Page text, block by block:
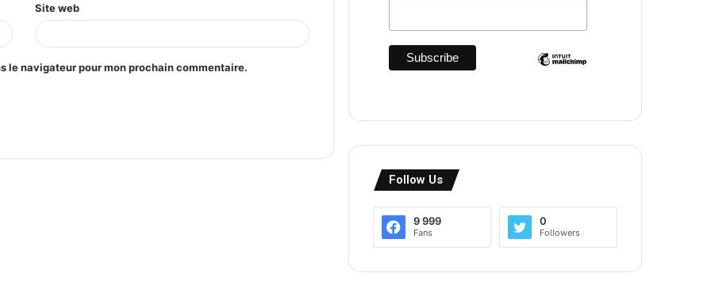
Site web
le navigateur pour mon prochain commentaire.
Follow Us
9 999
Fans
0
Followers